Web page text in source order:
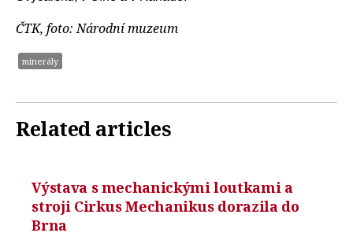
ČTK, foto: Národní muzeum
minerály
Related articles
Výstava s mechanickými loutkami a
stroji Cirkus Mechanikus dorazila do
Brna